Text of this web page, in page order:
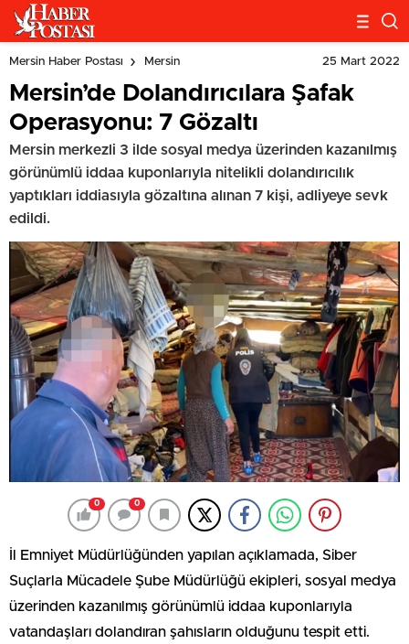
Mersin Haber Postası Mersin 25 Mart 2022
Mersin’de Dolandırıcılara Şafak
Operasyonu: 7 Gözaltı
Mersin merkezli 3 ilde sosyal medya üzerinden kazanılmış
görünümlü iddaa kuponlarıyla nitelikli dolandırıcılık
yaptıkları iddiasıyla gözaltına alınan 7 kişi, adliyeye sevk
edildi.
0 0
İl Emniyet Müdürlüğünden yapılan açıklamada, Siber
Suçlarla Mücadele Şube Müdürlüğü ekipleri, sosyal medya
üzerinden kazanılmış görünümlü iddaa kuponlarıyla
vatandaşları dolandıran şahısların olduğunu tespit etti.